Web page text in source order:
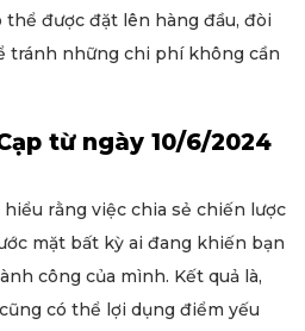
được đặt lên hàng đầu, đòi
tránh những chi phí không cần
từ ngày 10/6/2024
hiểu rằng việc chia sẻ chiến lược
mặt bất kỳ ai đang khiến bạn
công của mình. Kết quả là,
có thể lợi dụng điểm yếu